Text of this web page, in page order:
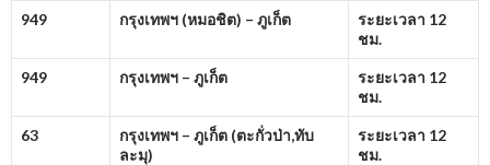
949 กรุงเทพฯ (หมอชิต) – ภูเก็ต
ระยะเวลา 12
ชม.
949 กรุงเทพฯ – ภูเก็ต
ระยะเวลา 12
ชม.
63
กรุงเทพฯ – ภูเก็ต (ตะกั่วป่า,ทับ
ละมุ)
ระยะเวลา 12
ชม.